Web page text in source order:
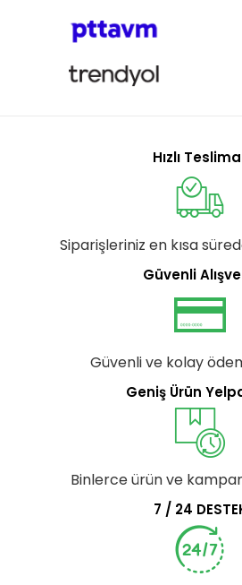
Hızlı
Siparişleriniz en kısa
Güvenli
Güvenli ve kolay
Geniş Ürün
Binlerce ürün ve
7 / 24